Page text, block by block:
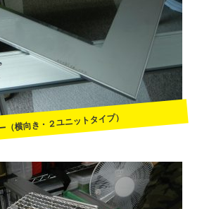
横向き・２ユニットタイプ）